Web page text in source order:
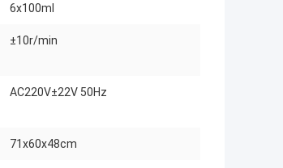
6x100ml
±10r/min
AC220V±22V 50Hz
71x60x48cm